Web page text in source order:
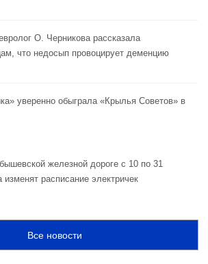
О. Черникова рассказала
что недосып провоцирует деменцию
уверенно обыграла «Крылья Советов» в
железной дороге с 10 по 31
изменят расписание электричек
Все новости